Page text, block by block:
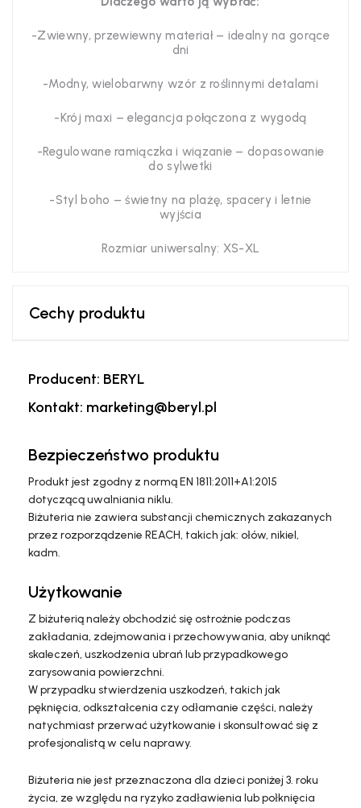
-Zwiewny, przewiewny materiał – idealny na gorące
dni
-Modny, wielobarwny wzór z roślinnymi detalami
-Krój maxi – elegancja połączona z wygodą
-Regulowane ramiączka i wiązanie – dopasowanie
do sylwetki
-Styl boho – świetny na plażę, spacery i letnie
wyjścia
Rozmiar uniwersalny: XS-XL
Cechy produktu
Producent: BERYL
Kontakt: marketing@beryl.pl
Bezpieczeństwo produktu
Produkt jest zgodny z normą EN 1811:2011+A1:2015
dotyczącą uwalniania niklu.
Biżuteria nie zawiera substancji chemicznych zakazanych
przez rozporządzenie REACH, takich jak: ołów, nikiel,
kadm.
Użytkowanie
Z biżuterią należy obchodzić się ostrożnie podczas
zakładania, zdejmowania i przechowywania, aby uniknąć
skaleczeń, uszkodzenia ubrań lub przypadkowego
zarysowania powierzchni.
W przypadku stwierdzenia uszkodzeń, takich jak
pęknięcia, odkształcenia czy odłamanie części, należy
natychmiast przerwać użytkowanie i skonsultować się z
profesjonalistą w celu naprawy.
Biżuteria nie jest przeznaczona dla dzieci poniżej 3. roku
życia, ze względu na ryzyko zadławienia lub połknięcia